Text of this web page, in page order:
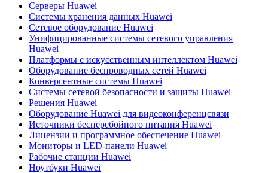
Серверы Huawei
Системы хранения данных Huawei
Сетевое оборудование Huawei
Унифицированные системы сетевого управления
Huawei
Платформы с искусственным интеллектом Huawei
Оборудование беспроводных сетей Huawei
Конвергентные системы Huawei
Системы сетевой безопасности и защиты Huawei
Решения Huawei
Оборудование Huawei для видеоконференцсвязи
Источники бесперебойного питания Huawei
Лицензии и программное обеспечение Huawei
Мониторы и LED-панели Huawei
Рабочие станции Huawei
Ноутбуки Huawei